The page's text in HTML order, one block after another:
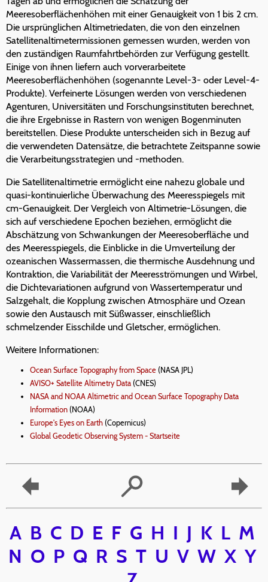
Meeresoberflächenhöhen mit einer Genauigkeit von 1 bis 2 cm.
Die ursprünglichen Altimetriedaten, die von den einzelnen
Satellitenaltimetermissionen gemessen wurden, werden von
den zuständigen Raumfahrtbehörden zur Verfügung gestellt.
Einige von ihnen liefern auch vorverarbeitete
Meeresoberflächenhöhen (sogenannte Level-3- oder Level-4-
Produkte). Verfeinerte Lösungen werden von verschiedenen
Agenturen, Universitäten und Forschungsinstituten berechnet,
die ihre Ergebnisse in Rastern von wenigen Bogenminuten
bereitstellen. Diese Produkte unterscheiden sich in Bezug auf
die verwendeten Datensätze, die betrachtete Zeitspanne sowie
die Verarbeitungsstrategien und -methoden.
Die Satellitenaltimetrie ermöglicht eine nahezu globale und
quasi-kontinuierliche Überwachung des Meeresspiegels mit
cm-Genauigkeit. Der Vergleich von Altimetrie-Lösungen, die
sich auf verschiedene Epochen beziehen, ermöglicht die
Abschätzung von Schwankungen der Meeresoberfläche und
des Meeresspiegels, die Einblicke in die Umverteilung der
ozeanischen Wassermassen, die thermische Ausdehnung und
Kontraktion, die Variabilität der Meeresströmungen und Wirbel,
die Dichtevariationen aufgrund von Wassertemperatur und
Salzgehalt, die Kopplung zwischen Atmosphäre und Ozean
sowie den Austausch mit Süßwasser, einschließlich
schmelzender Eisschilde und Gletscher, ermöglichen.
Weitere Informationen:
Ocean Surface Topography from Space (NASA JPL)
AVISO+ Satellite Altimetry Data (CNES)
NASA and NOAA Altimetric and Ocean Surface Topography Data
Information (NOAA)
Europe's Eyes on Earth (Copernicus)
Global Geodetic Observing System - Startseite
A B C D E F G H I J K L M
N O P Q R S T U V W X Y